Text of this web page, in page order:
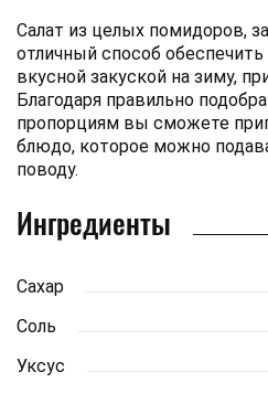
Салат из целых помидоров,
отличный способ
вкусной закуской на зиму,
Благодаря правильно
пропорциям вы сможете
блюдо, которое можно
поводу.
Ингредиенты
Сахар
Соль
Уксус